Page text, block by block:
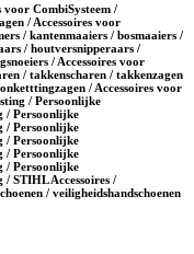
voor CombiSysteem /
/ Accessoires voor
/ kantenmaaiers / bosmaaiers /
/ houtversnipperaars /
/ Accessoires voor
/ takkenscharen / takkenzagen
/ Accessoires voor
/ Persoonlijke
/ Persoonlijke
/ Persoonlijke
/ Persoonlijke
/ Persoonlijke
/ Persoonlijke
STIHL Accessoires /
/ veiligheidshandschoenen